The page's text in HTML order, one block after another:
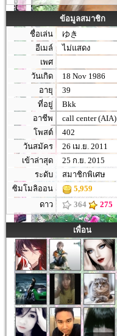
ข้อมูลสมาชิก
ชื่อเล่น
ゆき
อีเมล์
ไม่แสดง
เพศ
วันเกิด
18 Nov 1986
อายุ
39
ที่อยู่
Bkk
อาชีพ
call center (AIA)
โพสต์
402
วันสมัคร
26 เม.ย. 2011
เข้าล่าสุด
25 ก.ย. 2015
ระดับ
สมาชิกพิเศษ
ซิมโมลิออน
5,959
ดาว
364 275
เพื่อน